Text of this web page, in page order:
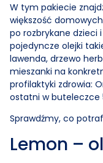
W tym pakiecie
większość
po rozbrykane dzieci
pojedyncze olejki
lawenda, drzewo
mieszanki na
profilaktyki zdrowia:
ostatni w buteleczce
Sprawdźmy, co
Lemon –